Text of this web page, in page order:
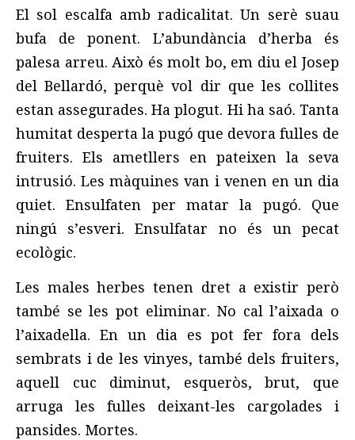
El sol escalfa amb radicalitat. Un serè suau
bufa de ponent. L’abundància d’herba és
palesa arreu. Això és molt bo, em diu el Josep
del Bellardó, perquè vol dir que les collites
estan assegurades. Ha plogut. Hi ha saó. Tanta
humitat desperta la pugó que devora fulles de
fruiters. Els ametllers en pateixen la seva
intrusió. Les màquines van i venen en un dia
quiet. Ensulfaten per matar la pugó. Que
ningú s’esveri. Ensulfatar no és un pecat
ecològic.
Les males herbes tenen dret a existir però
també se les pot eliminar. No cal l’aixada o
l’aixadella. En un dia es pot fer fora dels
sembrats i de les vinyes, també dels fruiters,
aquell cuc diminut, esqueròs, brut, que
arruga les fulles deixant-les cargolades i
pansides. Mortes.